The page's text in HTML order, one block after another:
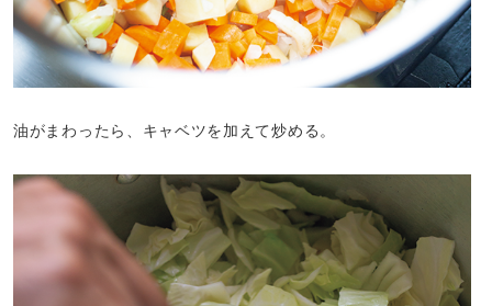
油がまわったら、キャベツを加えて炒める。